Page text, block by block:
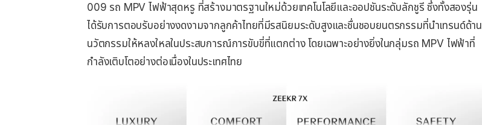
009 รถ MPV ไฟฟ้าสุดหรู ที่สร้างมาตรฐานใหม่ด้วยเทคโนโลยีและออปชันระดับลักชูรี ซึ่งทั้งสองรุ่น
ได้รับการตอบรับอย่างงดงามจากลูกค้าไทยที่มีรสนิยมระดับสูงและชื่นชอบยนตรกรรมที่นำเทรนด์ด้าน
นวัตกรรมให้หลงใหลในประสบการณ์การขับขี่ที่แตกต่าง โดยเฉพาะอย่างยิ่งในกลุ่มรถ MPV ไฟฟ้าที่
กำลังเติบโตอย่างต่อเนื่องในประเทศไทย